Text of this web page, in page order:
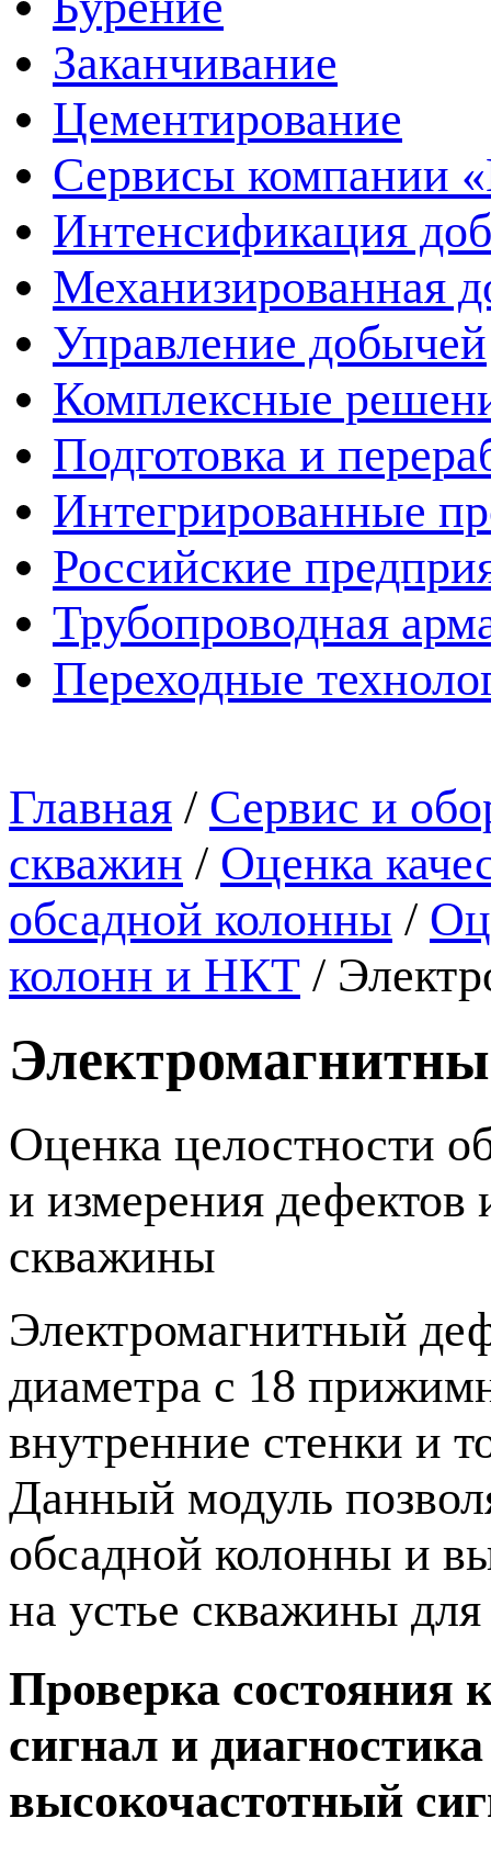
Заканчивание
Цементирование
Сервисы компании
Интенсификация
Механизированная
Управление добычей
Комплексные
Подготовка и
Интегрированные
Российские
Трубопроводная
Переходные
Главная / Сервис и
скважин / Оценка
обсадной колонны /
колонн и НКТ /
Оценка целостности
и измерения
скважины
Электромагнитный
диаметра с 18
внутренние стенки и
Данный модуль
обсадной колонны и
на устье скважины
Проверка состояния
сигнал и
высокочастотный